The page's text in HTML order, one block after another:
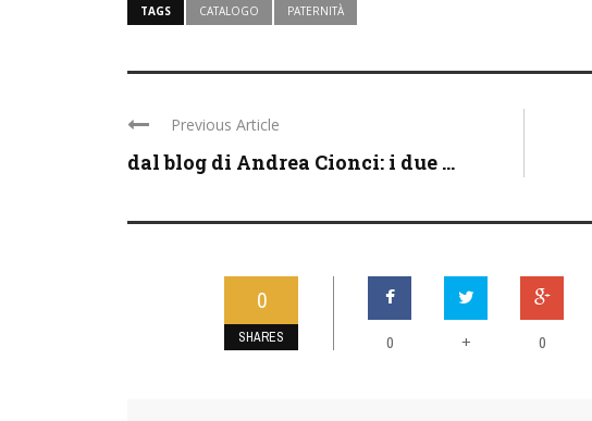
TAGS CATALOGO PATERNITÀ
Previous Article
dal blog di Andrea Cionci: i due ...
0
SHARES 0 + 0